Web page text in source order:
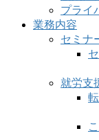
プライ
業務内容
セミナ
就労支